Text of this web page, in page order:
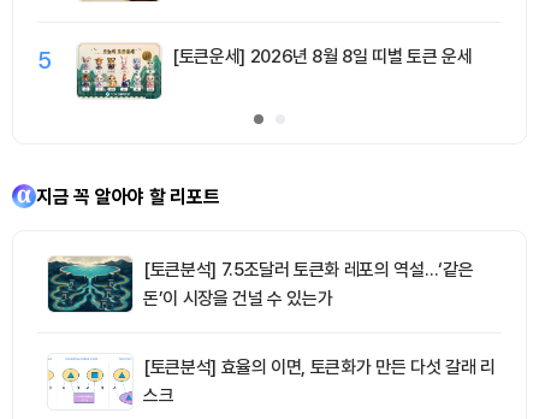
5 [토큰운세] 2026년 8월 8일 띠별 토큰 운세
지금 꼭 알아야 할 리포트
[토큰분석] 7.5조달러 토큰화 레포의 역설…‘같은
돈’이 시장을 건널 수 있는가
[토큰분석] 효율의 이면, 토큰화가 만든 다섯 갈래 리
스크